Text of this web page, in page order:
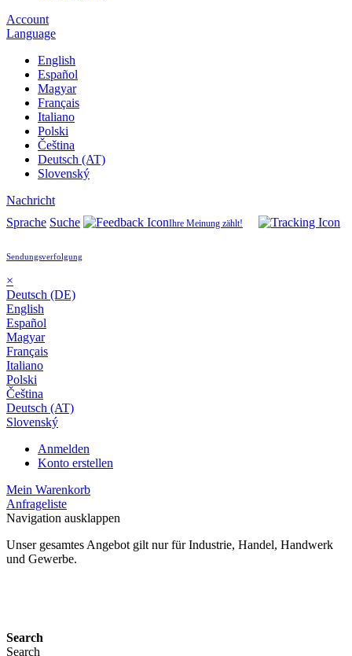
Account
Language
English
Español
Magyar
Français
Italiano
Polski
Čeština
Deutsch (AT)
Slovenský
Nachricht
Sprache Suche Ihre Meinung zählt!
Sendungsverfolgung
×
Deutsch (DE)
English
Español
Magyar
Français
Italiano
Polski
Čeština
Deutsch (AT)
Slovenský
Anmelden
Konto erstellen
Mein Warenkorb
Anfrageliste
Navigation ausklappen
Unser gesamtes Angebot gilt nur für Industrie, Handel, Handwerk
und Gewerbe.
Search
Search